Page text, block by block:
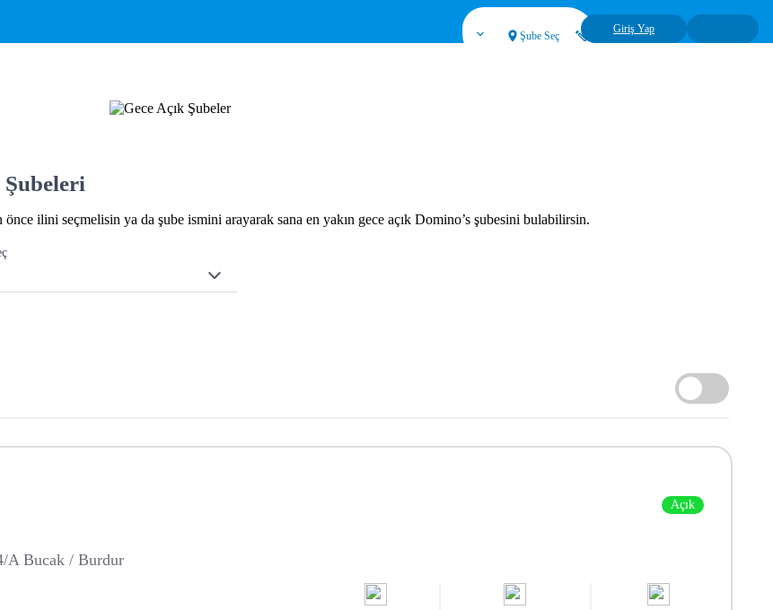
Şube Seç
Giriş Yap
Şubeleri
ilini seçmelisin ya da şube ismini arayarak sana en yakın gece açık Domino’s şubesini bulabilirsin.
Açık
A Bucak / Burdur